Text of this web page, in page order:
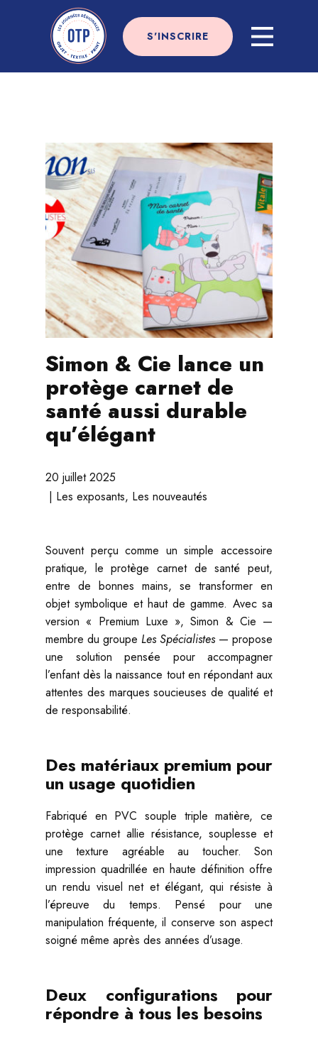
S'INSCRIRE
Simon & Cie lance un
protège carnet de
santé aussi durable
qu’élégant
20 juillet 2025
Les exposants, Les nouveautés
Souvent perçu comme un simple accessoire
pratique, le protège carnet de santé peut,
entre de bonnes mains, se transformer en
objet symbolique et haut de gamme. Avec sa
version « Premium Luxe », Simon & Cie —
membre du groupe Les Spécialistes— propose
une solution pensée pour accompagner
l’enfant dès la naissance tout en répondant aux
attentes des marques soucieuses de qualité et
de responsabilité.
Des matériaux premium pour
un usage quotidien
Fabriqué en PVC souple triple matière, ce
protège carnet allie résistance, souplesse et
une texture agréable au toucher. Son
impression quadrillée en haute définition offre
un rendu visuel net et élégant, qui résiste à
l’épreuve du temps. Pensé pour une
manipulation fréquente, il conserve son aspect
soigné même après des années d’usage.
Deux configurations pour
répondre à tous les besoins